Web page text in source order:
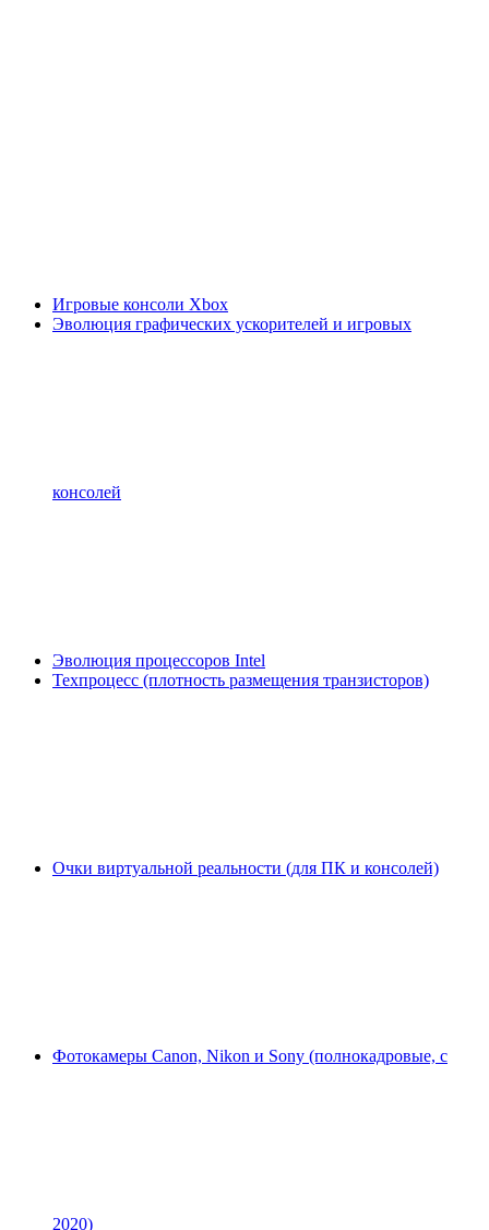
Игровые консоли Xbox
Эволюция графических ускорителей и игровых
консолей
Эволюция процессоров Intel
Техпроцесс (плотность размещения транзисторов)
Очки виртуальной реальности (для ПК и консолей)
Фотокамеры Canon, Nikon и Sony (полнокадровые, с
2020)